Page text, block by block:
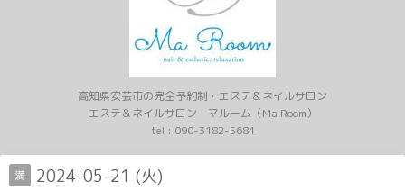
高知県安芸市の完全予約制・エステ＆ネイルサロン
エステ＆ネイルサロン マルーム（Ma Room）
tel : 090-3182-5684
満 2024-05-21 (火)